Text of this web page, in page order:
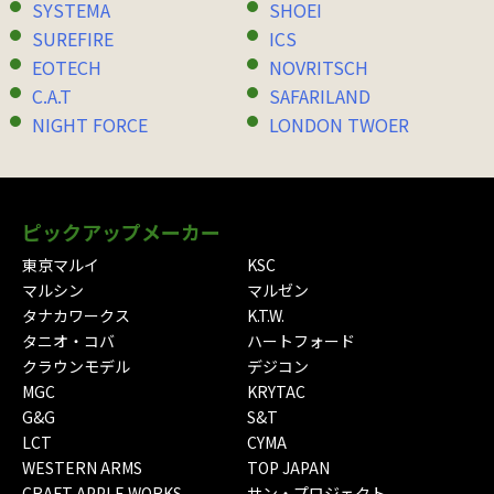
SYSTEMA
SHOEI
SUREFIRE
ICS
EOTECH
NOVRITSCH
C.A.T
SAFARILAND
NIGHT FORCE
LONDON TWOER
ピックアップメーカー
東京マルイ
KSC
マルシン
マルゼン
タナカワークス
K.T.W.
タニオ・コバ
ハートフォード
クラウンモデル
デジコン
MGC
KRYTAC
G&G
S&T
LCT
CYMA
WESTERN ARMS
TOP JAPAN